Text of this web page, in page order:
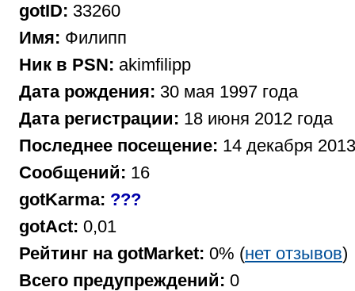
gotID: 33260
Имя: Филипп
Ник в PSN: akimfilipp
Дата рождения: 30 мая 1997 года
Дата регистрации: 18 июня 2012 года
Последнее посещение: 14 декабря
Сообщений: 16
gotKarma: ???
gotAct: 0,01
Рейтинг на gotMarket: 0% (нет отзывов)
Всего предупреждений: 0